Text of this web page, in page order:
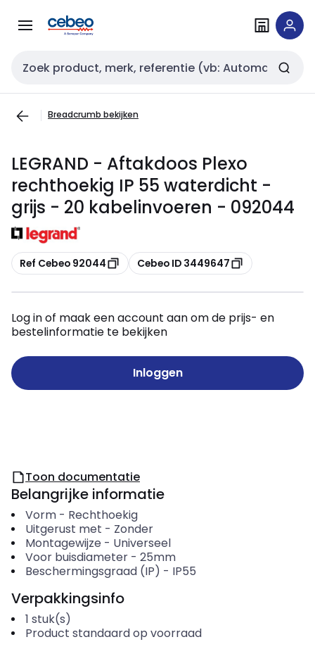
naar
naar
Zoekveld invoer
Breadcrumb bekijken
LEGRAND - Aftakdoos Plexo
rechthoekig IP 55 waterdicht -
grijs - 20 kabelinvoeren - 092044
Kopiëren
Ref Cebeo 92044 Kopiëren
Cebeo ID 3449647
Log in of maak een account aan om de prijs- en
bestelinformatie te bekijken
Inloggen
Toon documentatie
Belangrijke informatie
Vorm- Rechthoekig
Uitgerust met - Zonder
Montagewijze - Universeel
Voor buisdiameter- 25mm
Beschermingsgraad (IP) - IP55
Verpakkingsinfo
1 stuk(s)
Product standaard op voorraad